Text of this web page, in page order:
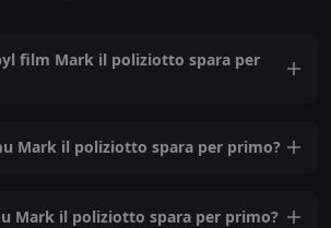
film Mark il poliziotto spara per
Mark il poliziotto spara per primo?
Mark il poliziotto spara per primo?